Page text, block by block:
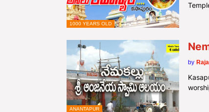
1000 YEARS OLD
ANANTAPUR
by